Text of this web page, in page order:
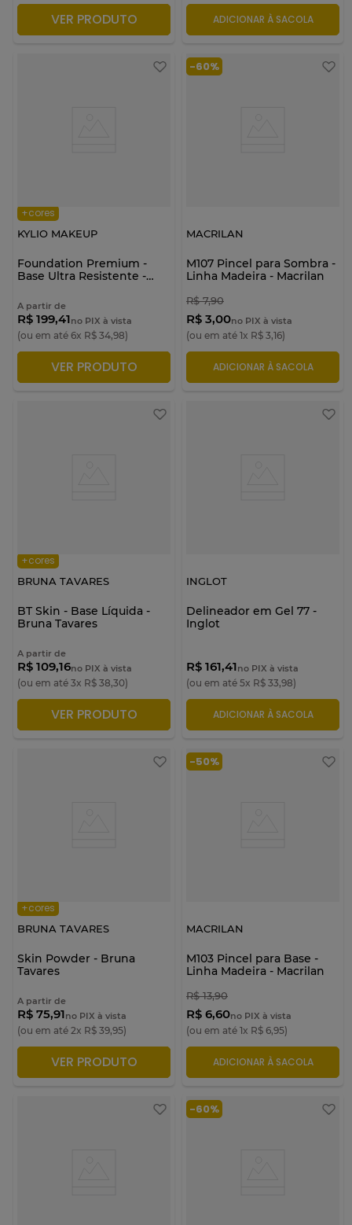
ADICIONAR À SACOLA
VER PRODUTO ADICIONAR À SACOLA
+cores
KYLIO MAKEUP
Foundation Premium -
Base Ultra Resistente -
A partir de
R$ 199,41no PIX à vista
(ou em até 6x R$ 34,98)
ADICIONAR À SACOLA
VER PRODUTO
-60%
MACRILAN
M107 Pincel para Sombra -
Linha Madeira - Macrilan
R$ 7,90
R$ 3,00no PIX à vista
(ou em até 1x R$ 3,16)
ADICIONAR À SACOLA
+cores
BRUNA TAVARES
BT Skin - Base Líquida -
Bruna Tavares
A partir de
R$ 109,16no PIX à vista
(ou em até 3x R$ 38,30)
ADICIONAR À SACOLA
VER PRODUTO
INGLOT
Delineador em Gel 77 -
Inglot
R$ 161,41no PIX à vista
(ou em até 5x R$ 33,98)
ADICIONAR À SACOLA
+cores
BRUNA TAVARES
Skin Powder - Bruna
Tavares
A partir de
R$ 75,91no PIX à vista
(ou em até 2x R$ 39,95)
ADICIONAR À SACOLA
VER PRODUTO
-50%
MACRILAN
M103 Pincel para Base -
Linha Madeira - Macrilan
R$ 13,90
R$ 6,60no PIX à vista
(ou em até 1x R$ 6,95)
ADICIONAR À SACOLA
-60%